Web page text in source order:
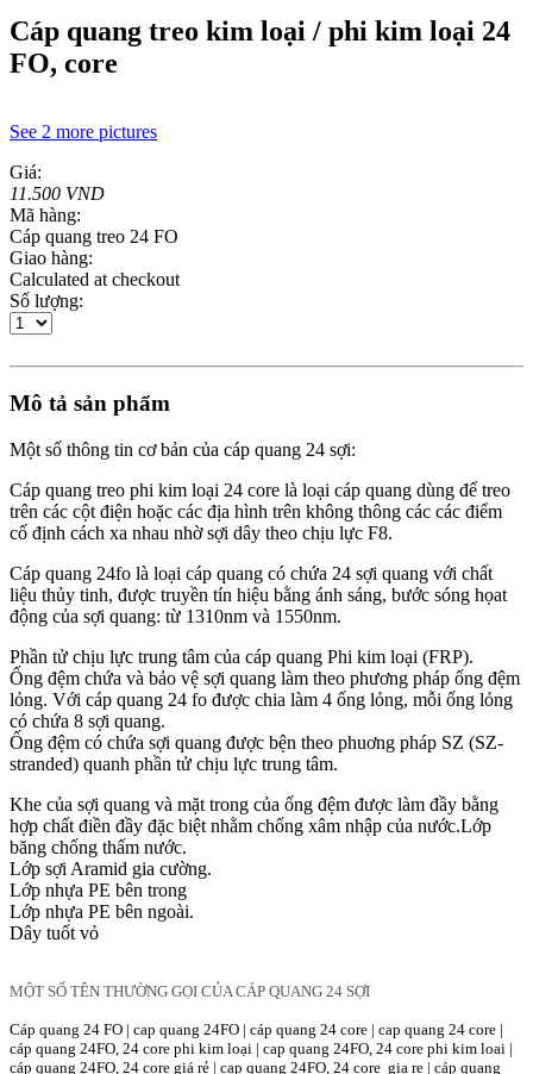
Cáp quang treo kim loại / phi kim loại 24
FO, core
See 2 more pictures
Giá:
11.500 VND
Mã hàng:
Cáp quang treo 24 FO
Giao hàng:
Calculated at checkout
Số lượng:
Mô tả sản phẩm
Một số thông tin cơ bản của cáp quang 24 sợi:
Cáp quang treo phi kim loại 24 core là loại cáp quang dùng để treo
trên các cột điện hoặc các địa hình trên không thông các các điểm
cố định cách xa nhau nhờ sợi dây theo chịu lực F8.
Cáp quang 24fo là loại cáp quang có chứa 24 sợi quang với chất
liệu thủy tinh, được truyền tín hiệu bằng ánh sáng, bước sóng họat
động của sợi quang: từ 1310nm và 1550nm.
Phần tử chịu lực trung tâm của cáp quang Phi kim loại (FRP).
Ống đệm chứa và bảo vệ sợi quang làm theo phương pháp ống đệm
lỏng. Với cáp quang 24 fo được chia làm 4 ống lỏng, mỗi ống lỏng
có chứa 8 sợi quang.
Ống đệm có chứa sợi quang được bện theo phuơng pháp SZ (SZ-
stranded) quanh phần tử chịu lực trung tâm.
Khe của sợi quang và mặt trong của ống đệm được làm đầy bằng
hợp chất điền đầy đặc biệt nhằm chống xâm nhập của nước.Lớp
băng chống thấm nước.
Lớp sợi Aramid gia cường.
Lớp nhựa PE bên trong
Lớp nhựa PE bên ngoài.
Dây tuốt vỏ
MỘT SỐ TÊN THƯỜNG GỌI CỦA CÁP QUANG 24 SỢI
Cáp quang 24 FO | cap quang 24FO | cáp quang 24 core | cap quang 24 core |
cáp quang 24FO, 24 core phi kim loại | cap quang 24FO, 24 core phi kim loai |
cáp quang 24FO, 24 core giá rẻ | cap quang 24FO, 24 core gia re | cáp quang